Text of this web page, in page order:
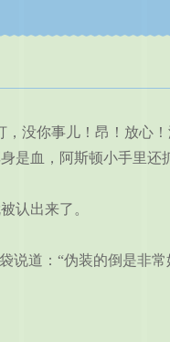
你事儿！昂！放心！
是血，阿斯顿小手里还
认出来了。
道：“伪装的倒是非常